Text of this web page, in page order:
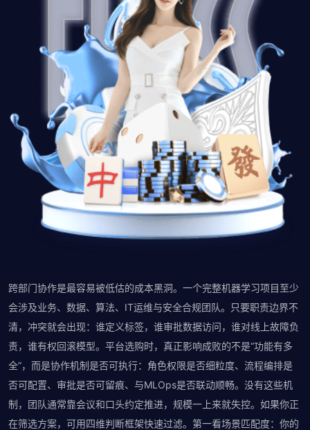
跨部门协作是最容易被低估的成本黑洞。一个完整机器学习项目至少
会涉及业务、数据、算法、IT运维与安全合规团队。只要职责边界不
清，冲突就会出现：谁定义标签，谁审批数据访问，谁对线上故障负
责，谁有权回滚模型。平台选购时，真正影响成败的不是“功能有多
全”，而是协作机制是否可执行：角色权限是否细粒度、流程编排是
否可配置、审批是否可留痕、与MLOps是否联动顺畅。没有这些机
制，团队通常靠会议和口头约定推进，规模一上来就失控。如果你正
在筛选方案，可用四维判断框架快速过滤。第一看场景匹配度：你的